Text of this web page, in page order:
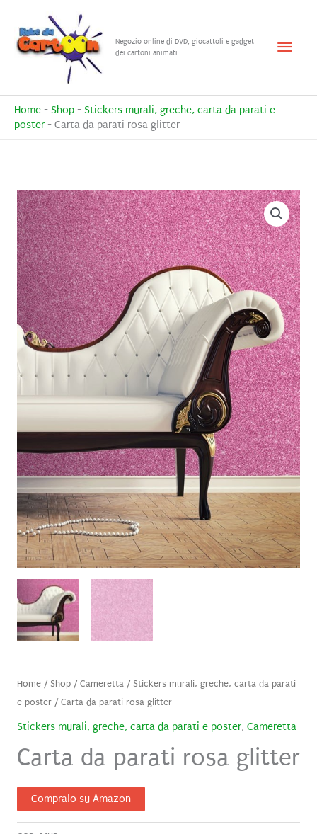
contenuto
Negozio online di DVD, giocattoli e gadget
dei cartoni animati
Menu
Home - Shop - Stickers murali, greche, carta da parati e
poster - Carta da parati rosa glitter
Home/ Shop/Cameretta/ Stickers murali, greche, carta da parati
e poster/ Carta da parati rosa glitter
Stickers murali, greche, carta da parati e poster, Cameretta
Carta da parati rosa glitter
Compralo su Amazon